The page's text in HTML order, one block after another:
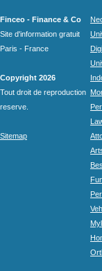
Finceo - Finance & Co
Site d'information gratuit
Paris - France
Copyright 2026
Tout droit de reproduction
reserve.
Sitemap